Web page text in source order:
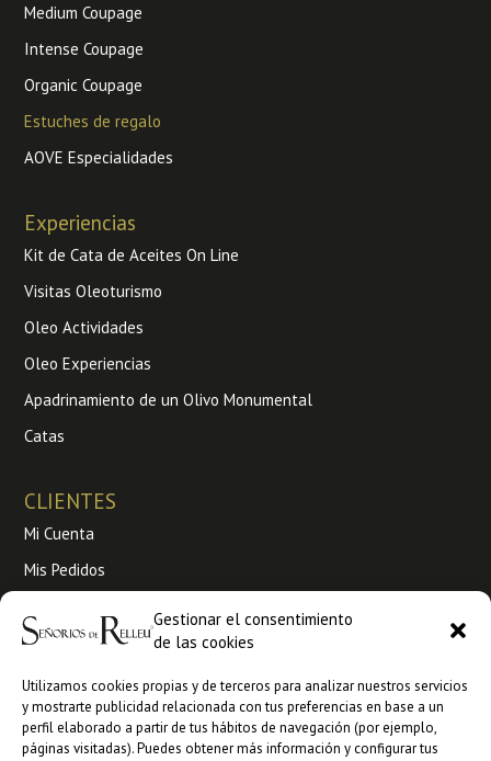
Gestionar el consentimiento
de las cookies
Utilizamos cookies propias y de terceros para analizar nuestros servicios
y mostrarte publicidad relacionada con tus preferencias en base a un
perfil elaborado a partir de tus hábitos de navegación (por ejemplo,
páginas visitadas). Puedes obtener más información y configurar tus
Medium Coupage
Intense Coupage
Organic Coupage
Estuches de regalo
AOVE Especialidades
Experiencias
Kit de Cata de Aceites On Line
Visitas Oleoturismo
Oleo Actividades
Oleo Experiencias
Apadrinamiento de un Olivo Monumental
Catas
CLIENTES
Mi Cuenta
Mis Pedidos
Condiciones de venta
Venta a profesionales
Ankorestore